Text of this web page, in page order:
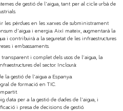
de gestió de l'aigua, tant per al cicle urbà de
pèrdues en les xarxes de subministrament
d'aigua i energia. Així mateix, augmentarà la
i contribuirà a la seguretat de les infraestructures
i embassaments.
i complet dels usos de l'aigua, la
del sector. Inclourà:
gestió de l'aigua a Espanya.
de formació en TIC.
data per a la gestió de dades de l'aigua, i
i presa de decisions de gestió.